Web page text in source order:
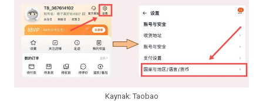
Kaynak: Taobao